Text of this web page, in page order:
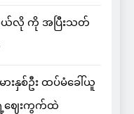
လို ကို အပြီးသတ်
နှစ်ဦး ထပ်မံခေါ်ယူ
ရွှေ့ဈေးကွက်ထဲ